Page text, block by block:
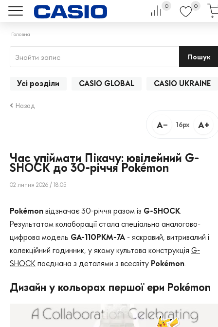
0 0
Головна
Пошук
Усі розділи CASIO GLOBAL CASIO UKRAINE
Назад
A− 16px A+
Час упіймати Пікачу: ювілейний G-
SHOCK до 30-річчя Pokémon
02 липня 2026 / 18:05
Pokémon відзначає 30-річчя разом із G-SHOCK.
Результатом колаборації стала спеціальна аналогово-
цифрова модель GA-110PKM-7A - яскравий, витривалий і
колекційний годинник, у якому культова конструкція G-
SHOCK поєднана з деталями з всесвіту Pokémon.
Дизайн у кольорах першої ери Pokémon